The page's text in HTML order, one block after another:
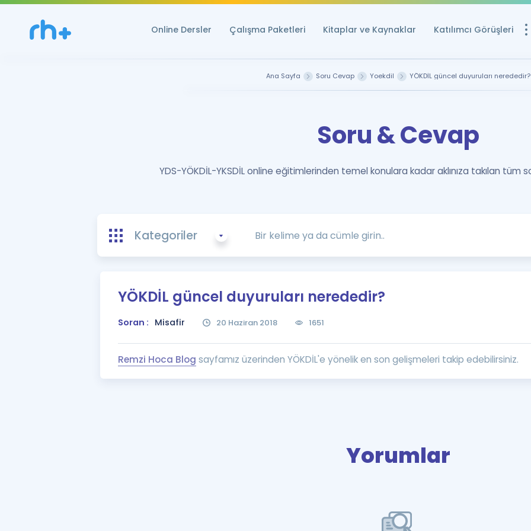
Online Dersler Çalışma Paketleri Kitaplar ve Kaynaklar Katılımcı Görüşleri
Ücretsiz
YDS ve YÖKDİL
YDS ve YÖKDİL
Tüm ÖSYM
İngilizce Gramer
Ana Sayfa Soru Cevap Yoekdil YÖKDİL güncel duyuruları nerededir?
Soru & Cevap
YDS-YÖKDİL-YKSDİL online eğitimlerinden temel konulara kadar aklınıza takılan tüm
Kategoriler
YÖKDİL güncel duyuruları nerededir?
Soran : Misafir 20 Haziran 2018 1651
Remzi Hoca Blog sayfamız üzerinden YÖKDİL'e yönelik en son gelişmeleri takip edebilirsiniz.
Yorumlar